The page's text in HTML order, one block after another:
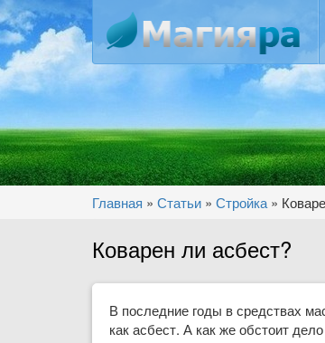
Перейти к основному содержанию
Вы здесь
Главная » Статьи » Стройка »
Коварен ли асбест?
В последние годы в средствах
как асбест. А как же обстоит